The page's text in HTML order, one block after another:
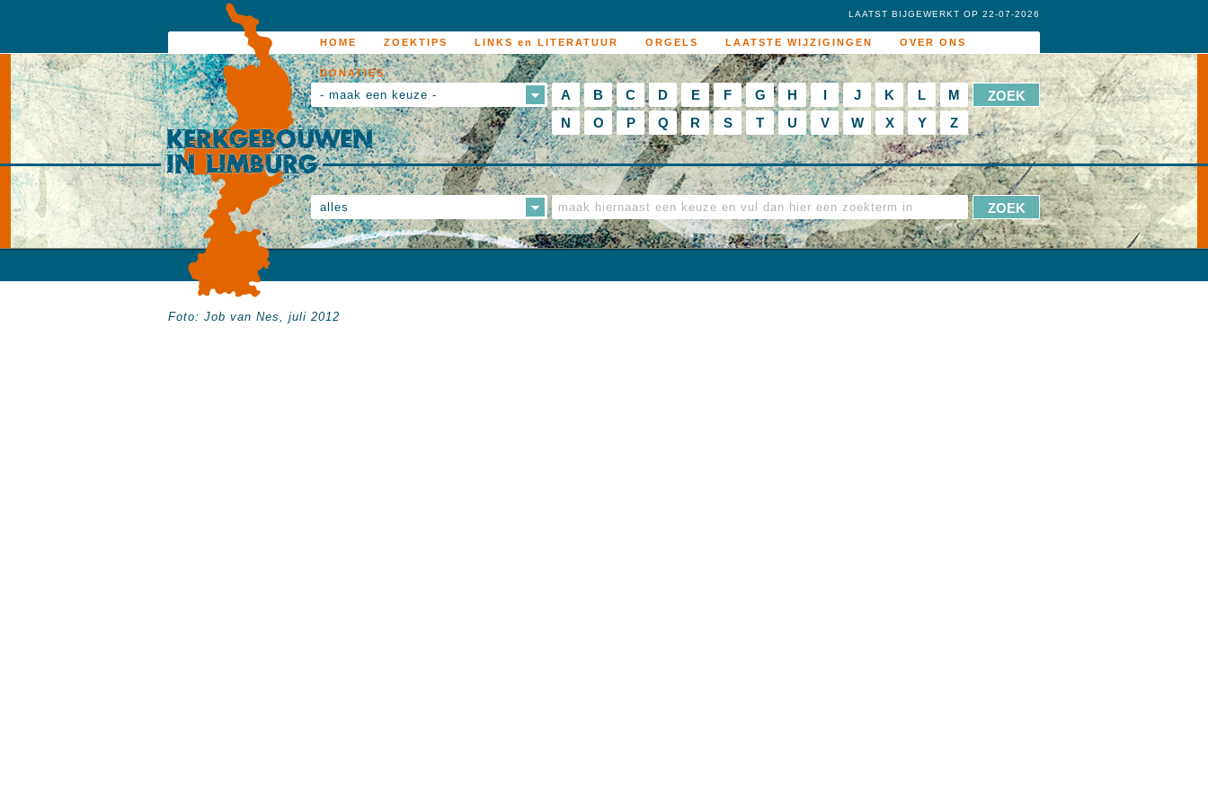
HOME ZOEKTIPS LINKS en LITERATUUR ORGELS LAATSTE WIJZIGINGEN OVER ONS
DONATIES
LAATST BIJGEWERKT OP 22-07-2026
- maak een keuze - A B C D E F G H I J K L
M
N
O P Q R S T U V W X Y Z
alles
Foto: Job van Nes, juli 2012